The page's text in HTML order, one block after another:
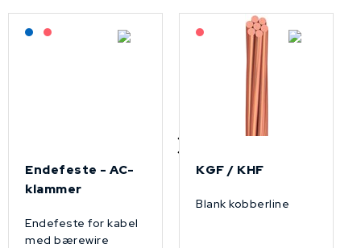
Lagerført: NEK Kabel
På forespørsel
Endefeste - AC-
klammer
Endefeste for kabel
med bærewire
På forespørsel
KGF / KHF
Blank kobberline